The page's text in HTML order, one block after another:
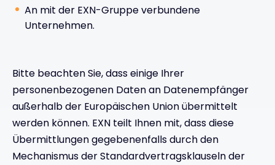
An mit der EXN-Gruppe verbundene
Unternehmen.
Bitte beachten Sie, dass einige Ihrer
personenbezogenen Daten an Datenempfänger
außerhalb der Europäischen Union übermittelt
werden können. EXN teilt Ihnen mit, dass diese
Übermittlungen gegebenenfalls durch den
Mechanismus der Standardvertragsklauseln der